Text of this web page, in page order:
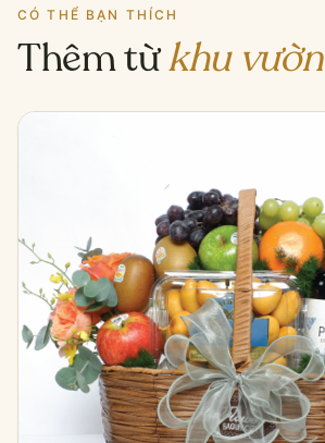
CÓ THỂ BẠN THÍCH
Thêm từkhu vườn